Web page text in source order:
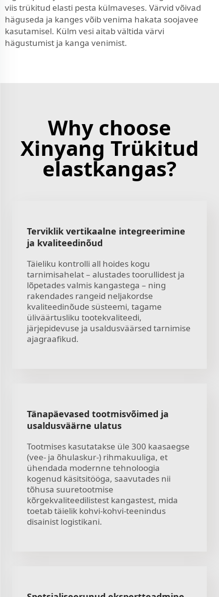
viis trükitud elasti pesta külmaveses. Värvid võivad
häguseda ja kanges võib venima hakata soojavee
kasutamisel. Külm vesi aitab vältida värvi
hägustumist ja kanga venimist.
Why choose
Xinyang Trükitud
elastkangas?
Terviklik vertikaalne integreerimine
ja kvaliteedinõud
Täieliku kontrolli all hoides kogu
tarnimisahelat – alustades toorullidest ja
lõpetades valmis kangastega – ning
rakendades rangeid neljakordse
kvaliteedinõude süsteemi, tagame
üliväärtusliku tootekvaliteedi,
järjepidevuse ja usaldusväärsed tarnimise
ajagraafikud.
Tänapäevased tootmisvõimed ja
usaldusväärne ulatus
Tootmises kasutatakse üle 300 kaasaegse
(vee- ja õhulaskur-) rihmakuuliga, et
ühendada modernne tehnoloogia
kogenud käsitsitööga, saavutades nii
tõhusa suuretootmise
kõrgekvaliteedilistest kangastest, mida
toetab täielik kohvi-kohvi-teenindus
disainist logistikani.